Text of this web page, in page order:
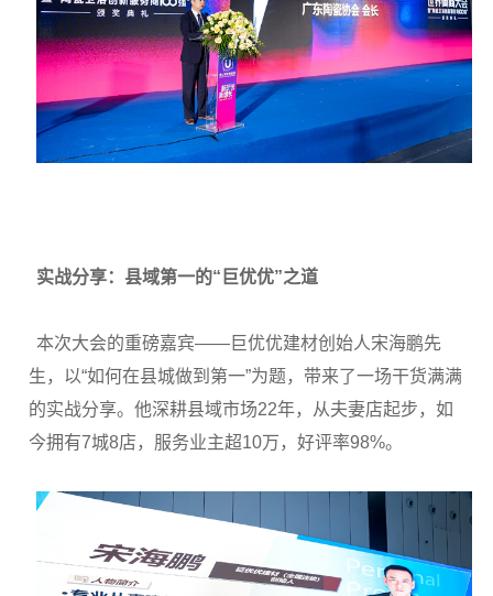
实战分享：县域第一的“巨优优”之道
本次大会的重磅嘉宾——巨优优建材创始人宋海鹏先
生，以“如何在县城做到第一”为题，带来了一场干货满满
的实战分享。他深耕县域市场22年，从夫妻店起步，如
今拥有7城8店，服务业主超10万，好评率98%。